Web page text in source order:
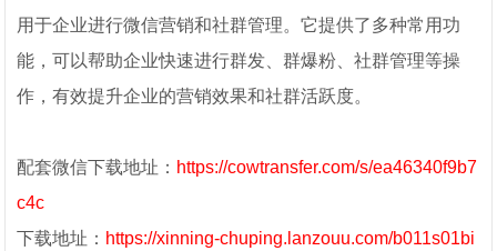
用于企业进行微信营销和社群管理。它提供了多种常用功
能，可以帮助企业快速进行群发、群爆粉、社群管理等操
作，有效提升企业的营销效果和社群活跃度。
配套微信下载地址： https://cowtransfer.com/s/ea46340f9b7
c4c
下载地址： https://xinning-chuping.lanzouu.com/b011s01bi